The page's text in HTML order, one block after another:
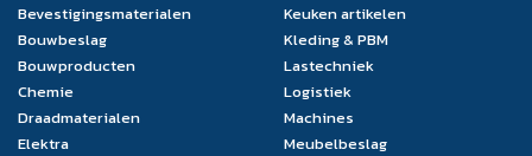
Bevestigingsmaterialen
Bouwbeslag
Bouwproducten
Chemie
Draadmaterialen
Elektra
Keuken artikelen
Kleding & PBM
Lastechniek
Logistiek
Machines
Meubelbeslag